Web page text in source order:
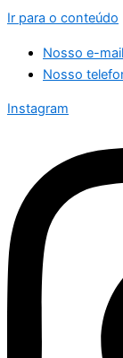
Ir para o conteúdo
Nosso e-
Nosso
Instagram